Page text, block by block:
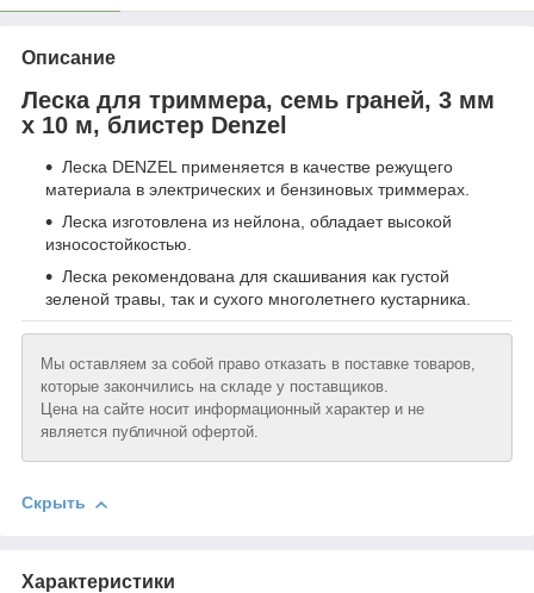
Описание
Леска для триммера, семь граней, 3 мм
х 10 м, блистер Denzel
Леска DENZEL применяется в качестве режущего
материала в электрических и бензиновых триммерах.
Леска изготовлена из нейлона, обладает высокой
износостойкостью.
Леска рекомендована для скашивания как густой
зеленой травы, так и сухого многолетнего кустарника.
Мы оставляем за собой право отказать в поставке товаров,
которые закончились на складе у поставщиков.
Цена на сайте носит информационный характер и не
является публичной офертой.
Скрыть
Характеристики